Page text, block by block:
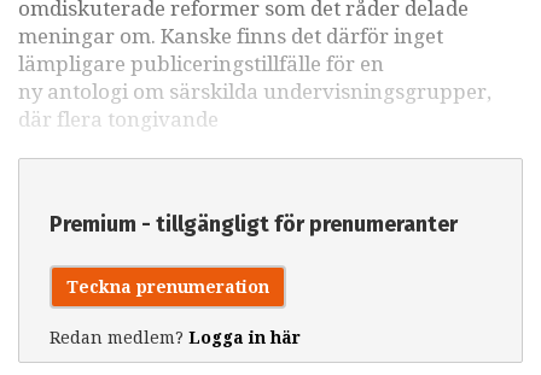
omdiskuterade reformer som det råder delade
meningar om. Kanske finns det därför inget
lämpligare publiceringstillfälle för en
ny antologi om särskilda undervisningsgrupper,
där flera tongivande
Premium - tillgängligt för prenumeranter
Teckna prenumeration
Redan medlem? Logga in här